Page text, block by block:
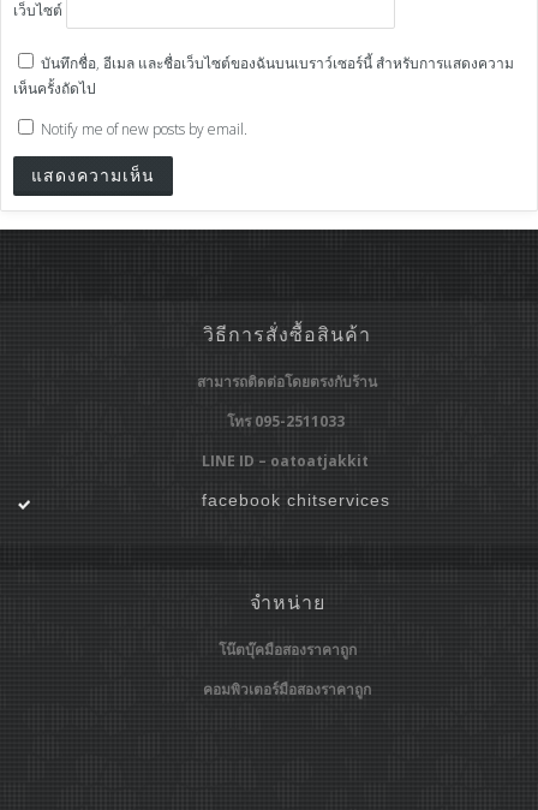
เว็บไซต์
บันทึกชื่อ, อีเมล และชื่อเว็บไซต์ของฉันบนเบราว์เซอร์นี้ สำหรับการแสดงความ
เห็นครั้งถัดไป
Notify me of new posts by email.
วิธีการสั่งซื้อสินค้า
สามารถติดต่อโดยตรงกับร้าน
โทร 095-2511033
LINE ID – oatoatjakkit
facebook chitservices
จำหน่าย
โน๊ตบุ๊คมือสองราคาถูก
คอมพิวเตอร์มือสองราคาถูก